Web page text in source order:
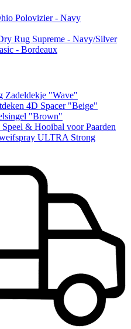
Polovizier - Navy
Rug Supreme - Navy/Silver
- Bordeaux
Zadeldekje "Wave"
4D Spacer "Beige"
"Brown"
& Hooibal voor Paarden
ULTRA Strong